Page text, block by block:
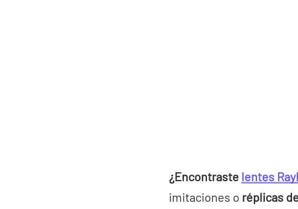
¿Encontraste lentes
imitaciones o réplicas